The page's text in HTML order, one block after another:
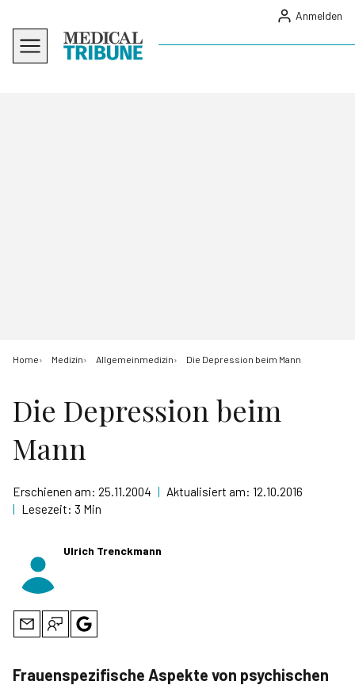
Anmelden
Home Medizin Allgemeinmedizin Die Depression beim Mann
Die Depression beim
Mann
Erschienen am: 25.11.2004 | Aktualisiert am: 12.10.2016
| Lesezeit: 3 Min
Ulrich Trenckmann
Frauenspezifische Aspekte von psychischen